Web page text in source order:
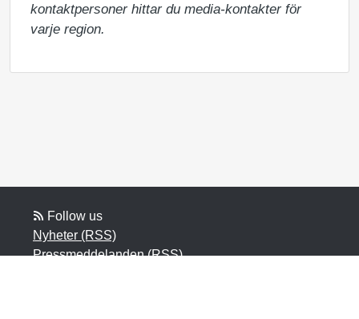
kontaktpersoner hittar du media-kontakter för
varje region.
Follow us
Nyheter (RSS)
Pressmeddelanden (RSS)